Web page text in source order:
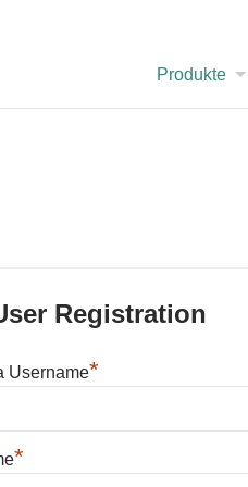
Produkte
Registration
Username*
*